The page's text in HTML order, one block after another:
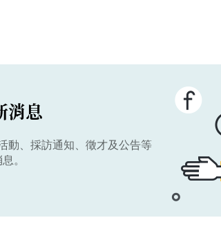
消息
動、採訪通知、徵才及公告等
。